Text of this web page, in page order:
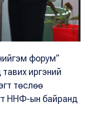
форум”
иргэний
төслөө
ННФ-ын байранд